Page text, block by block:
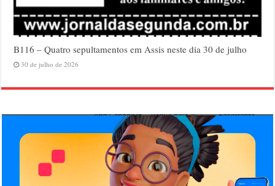
B116 – Quatro sepultamentos em Assis neste dia 30 de julho
30 de julho de 2026